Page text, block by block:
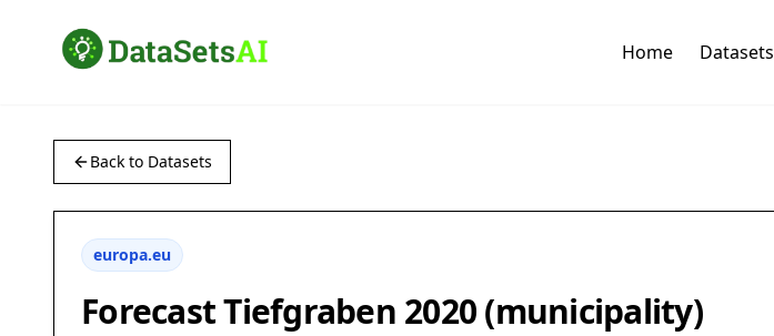
Home Datasets
Back to Datasets
europa.eu
Forecast Tiefgraben 2020 (municipality)